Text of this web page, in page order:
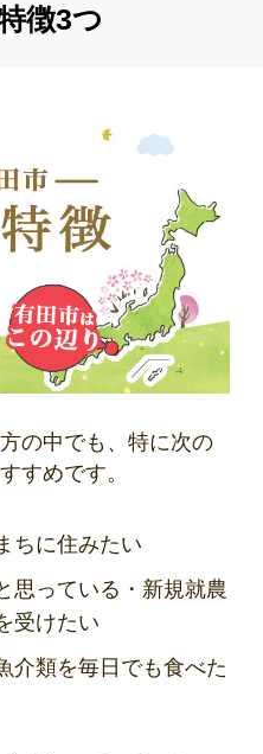
徴3つ
の中でも、特に次の
すめです。
ちに住みたい
思っている・新規就農
受けたい
介類を毎日でも食べた